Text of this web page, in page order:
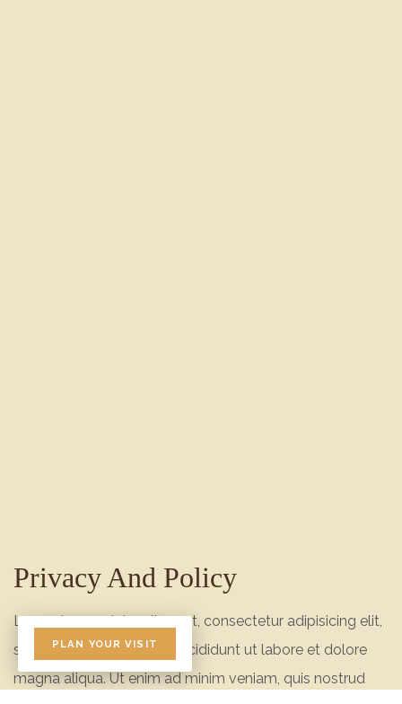
Privacy And Policy
Lorem ipsum dolor sit amet, consectetur adipisicing elit,
sed do eiusmod tempor incididunt ut labore et dolore
magna aliqua. Ut enim ad minim veniam, quis nostrud
PLAN YOUR VISIT